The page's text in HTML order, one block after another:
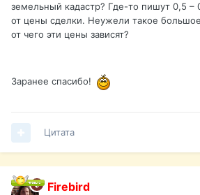
земельный кадастр? Где-то пишут 0,5 –
от цены сделки. Неужели такое
от чего эти цены зависят?
Заранее спасибо!
Цитата
Firebird